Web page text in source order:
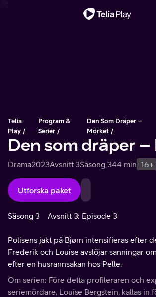
Telia
Play
Program &
Serier
Den Som Dräper –
Mörket
Den som dräper
Drama2023Avsnitt 3Säsong 344 min 16+
Utforska paket
Säsong 3 Avsnitt 3: Episode 3
Polisens jakt på Bjørn intensifieras efter
Frederik och Louise avslöjar sanningar
efter en husrannsakan hos Pelle.
Om serien: Före detta profileraren och
seriemördare, Louise Bergstein, kallas in